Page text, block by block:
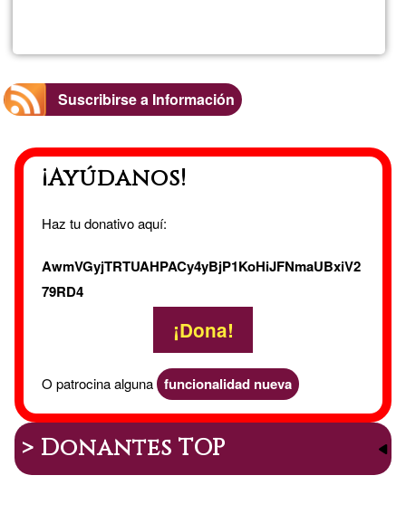
Suscribirse a Información
¡Ayúdanos!
Haz tu donativo aquí:
AwmVGyjTRTUAHPACy4yBjP1KoHiJFNmaUBxiV2
79RD4
¡Dona!
O patrocina alguna funcionalidad nueva
> Donantes TOP